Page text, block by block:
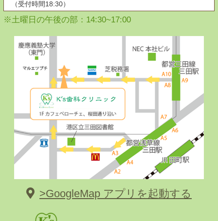
（受付時間18:30）
※土曜日の午後の部：14:30~17:00
>GoogleMap アプリを起動する